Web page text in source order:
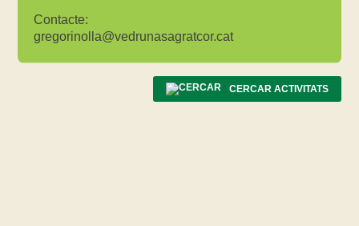
Contacte:
gregorinolla@vedrunasagratcor.cat
CERCAR ACTIVITATS